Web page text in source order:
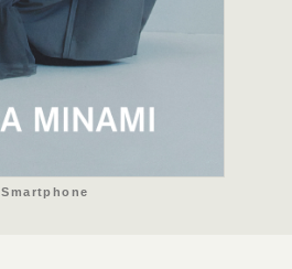
Smartphone
やさしい
ナチュラル
カジュアル
キッチュ